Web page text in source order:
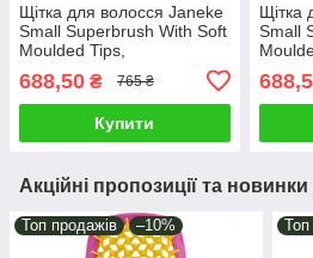
Щітка для волосся Janeke
Small Superbrush With Soft
Moulded Tips,
OFL)
688,50 ₴ 765 ₴
Купити
Щітка
Small
VER)
Акційні пропозиції та новинки
Топ продажів –10% Топ